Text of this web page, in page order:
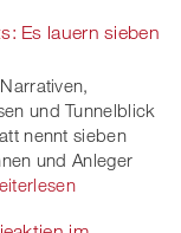
Es lauern sieben
und Tunnelblick
nennt sieben
und Anleger